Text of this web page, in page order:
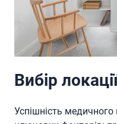
Вибір
Успішність медичного